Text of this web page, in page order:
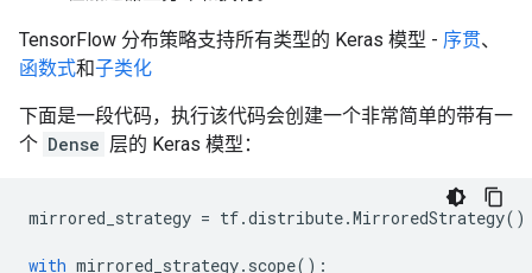
TensorFlow 分布策略支持所有类型的 Keras 模型 - 序贯、
函数式和子类化
下面是一段代码，执行该代码会创建一个非常简单的带有一
个 Dense 层的 Keras 模型：
mirrored_strategy = tf.distribute.MirroredStrategy()
with mirrored_strategy. scope():